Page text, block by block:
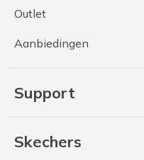
Outlet
Aanbiedingen
Support
Skechers